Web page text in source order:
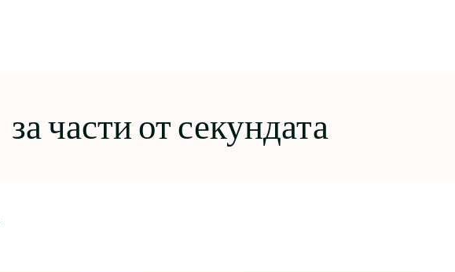
за части от секундата